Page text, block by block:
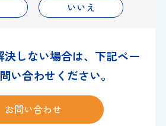
いいえ
決しない場合は、下記ペー
い合わせください。
お問い合わせ